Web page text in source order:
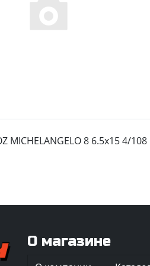
MICHELANGELO 8 6.5x15 4/
О магазине